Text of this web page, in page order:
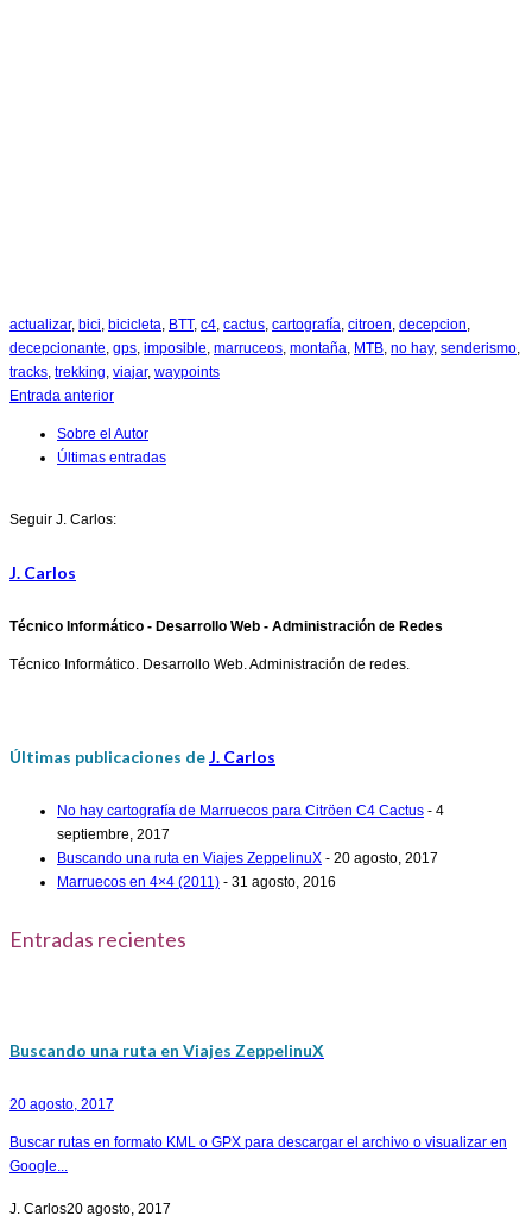
actualizar, bici bicicleta BTT, c4 cactus cartografía citroen decepcion
decepcionante gps imposible marruceos montaña MTB no hay, senderismo
tracks trekking viajar, waypoints
Entrada anterior
Sobre el Autor
Últimas entradas
Seguir J. Carlos:
J. Carlos
Técnico Informático - Desarrollo Web - Administración de Redes
Técnico Informático. Desarrollo Web. Administración de redes.
Últimas publicaciones deJ. Carlos
No hay cartografía de Marruecos para Citröen C4 Cactus - 4
septiembre, 2017
Buscando una ruta en Viajes ZeppelinuX - 20 agosto, 2017
Marruecos en 4×4 (2011) - 31 agosto, 2016
Entradas recientes
Buscando una ruta en Viajes ZeppelinuX
20 agosto, 2017
Buscar rutas en formato KML o GPX para descargar el archivo o visualizar en
Google...
J. Carlos20 agosto, 2017